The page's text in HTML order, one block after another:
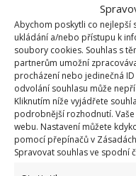
Abychom poskytli co nejlepší
ukládání a/nebo přístupu k
soubory cookies. Souhlas s
partnerům umožní
procházení nebo jedinečná
odvolání souhlasu může
Kliknutím níže vyjádřete
podrobnější rozhodnutí.
webu. Nastavení můžete
pomocí přepínačů v
Spravovat souhlas ve spodní
místo v kategorii
pod vloženými
důležité informace a
představu sami.